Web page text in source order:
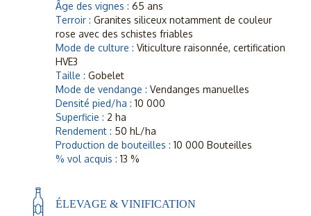
Âge des vignes : 65 ans
Terroir : Granites siliceux notamment de couleur
rose avec des schistes friables
Mode de culture : Viticulture raisonnée, certification
HVE3
Taille : Gobelet
Mode de vendange : Vendanges manuelles
Densité pied/ha : 10 000
Superficie : 2 ha
Rendement : 50 hL/ha
Production de bouteilles : 10 000 Bouteilles
% vol acquis : 13 %
ÉLEVAGE & VINIFICATION